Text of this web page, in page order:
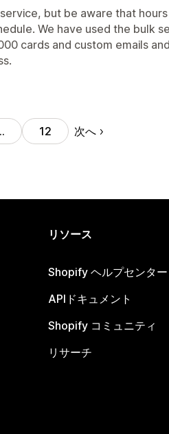
but be aware that
We have used the bulk
cards and custom emails
12 次へ
リソース
Shopify ヘルプセンター
APIドキュメント
Shopify コミュニティ
リサーチ